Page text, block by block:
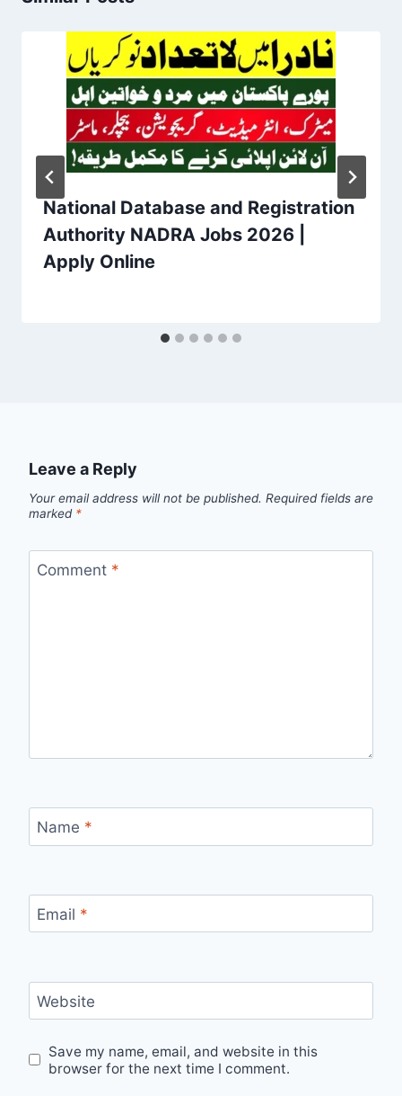
National Database and Registration
Authority NADRA Jobs 2026 |
Apply Online
Leave a Reply
Your email address will not be published. Required fields are
marked *
Comment *
Name *
Email *
Website
Save my name, email, and website in this
browser for the next time I comment.